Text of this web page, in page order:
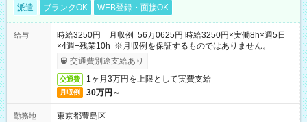
派遣 ブランクOK WEB登録・面接OK
給与
時給3250円 月収例 56万0625円 時給3250円×実働8h×週5日
×4週+残業10h ※月収例を保証するものではありません。
交通費別途支給あり
交通費 1ヶ月3万円を上限として実費支給
月収例 30万円～
勤務地
東京都豊島区